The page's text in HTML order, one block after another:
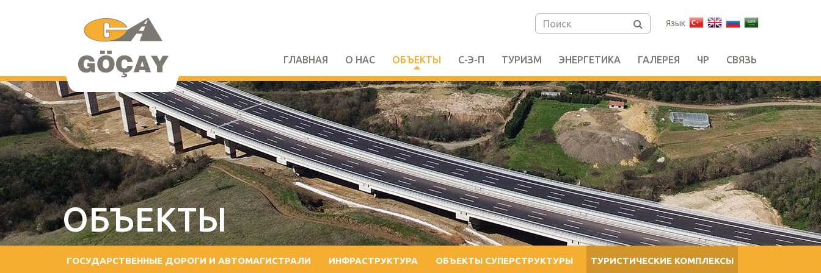
Язык
ГЛАВНАЯ О НАС ОБЪЕКТЫ С-Э-П ТУРИЗМ ЭНЕРГЕТИКА ГАЛЕРЕЯ ЧР СВЯЗЬ
ОБЪЕКТЫ
ГОСУДАРСТВЕННЫЕ ДОРОГИ И АВТОМАГИСТРАЛИ ИНФРАСТРУКТУРА ОБЪЕКТЫ СУПЕРСТРУКТУРЫ ТУРИСТИЧЕСКИЕ КОМПЛЕКСЫ